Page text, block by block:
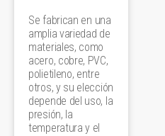
Se fabrican en una
amplia variedad de
materiales, como
acero, cobre, PVC,
polietileno, entre
otros, y su elección
depende del uso, la
presión, la
temperatura y el